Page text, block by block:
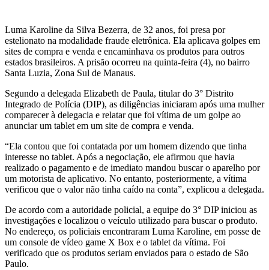
Luma Karoline da Silva Bezerra, de 32 anos, foi presa por
estelionato na modalidade fraude eletrônica. Ela aplicava golpes em
sites de compra e venda e encaminhava os produtos para outros
estados brasileiros. A prisão ocorreu na quinta-feira (4), no bairro
Santa Luzia, Zona Sul de Manaus.
Segundo a delegada Elizabeth de Paula, titular do 3° Distrito
Integrado de Polícia (DIP), as diligências iniciaram após uma mulher
comparecer à delegacia e relatar que foi vítima de um golpe ao
anunciar um tablet em um site de compra e venda.
“Ela contou que foi contatada por um homem dizendo que tinha
interesse no tablet. Após a negociação, ele afirmou que havia
realizado o pagamento e de imediato mandou buscar o aparelho por
um motorista de aplicativo. No entanto, posteriormente, a vítima
verificou que o valor não tinha caído na conta”, explicou a delegada.
De acordo com a autoridade policial, a equipe do 3° DIP iniciou as
investigações e localizou o veículo utilizado para buscar o produto.
No endereço, os policiais encontraram Luma Karoline, em posse de
um console de vídeo game X Box e o tablet da vítima. Foi
verificado que os produtos seriam enviados para o estado de São
Paulo.